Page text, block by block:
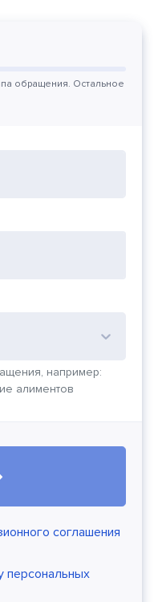
обращения. Остальное
например:
алиментов
соглашения
персональных